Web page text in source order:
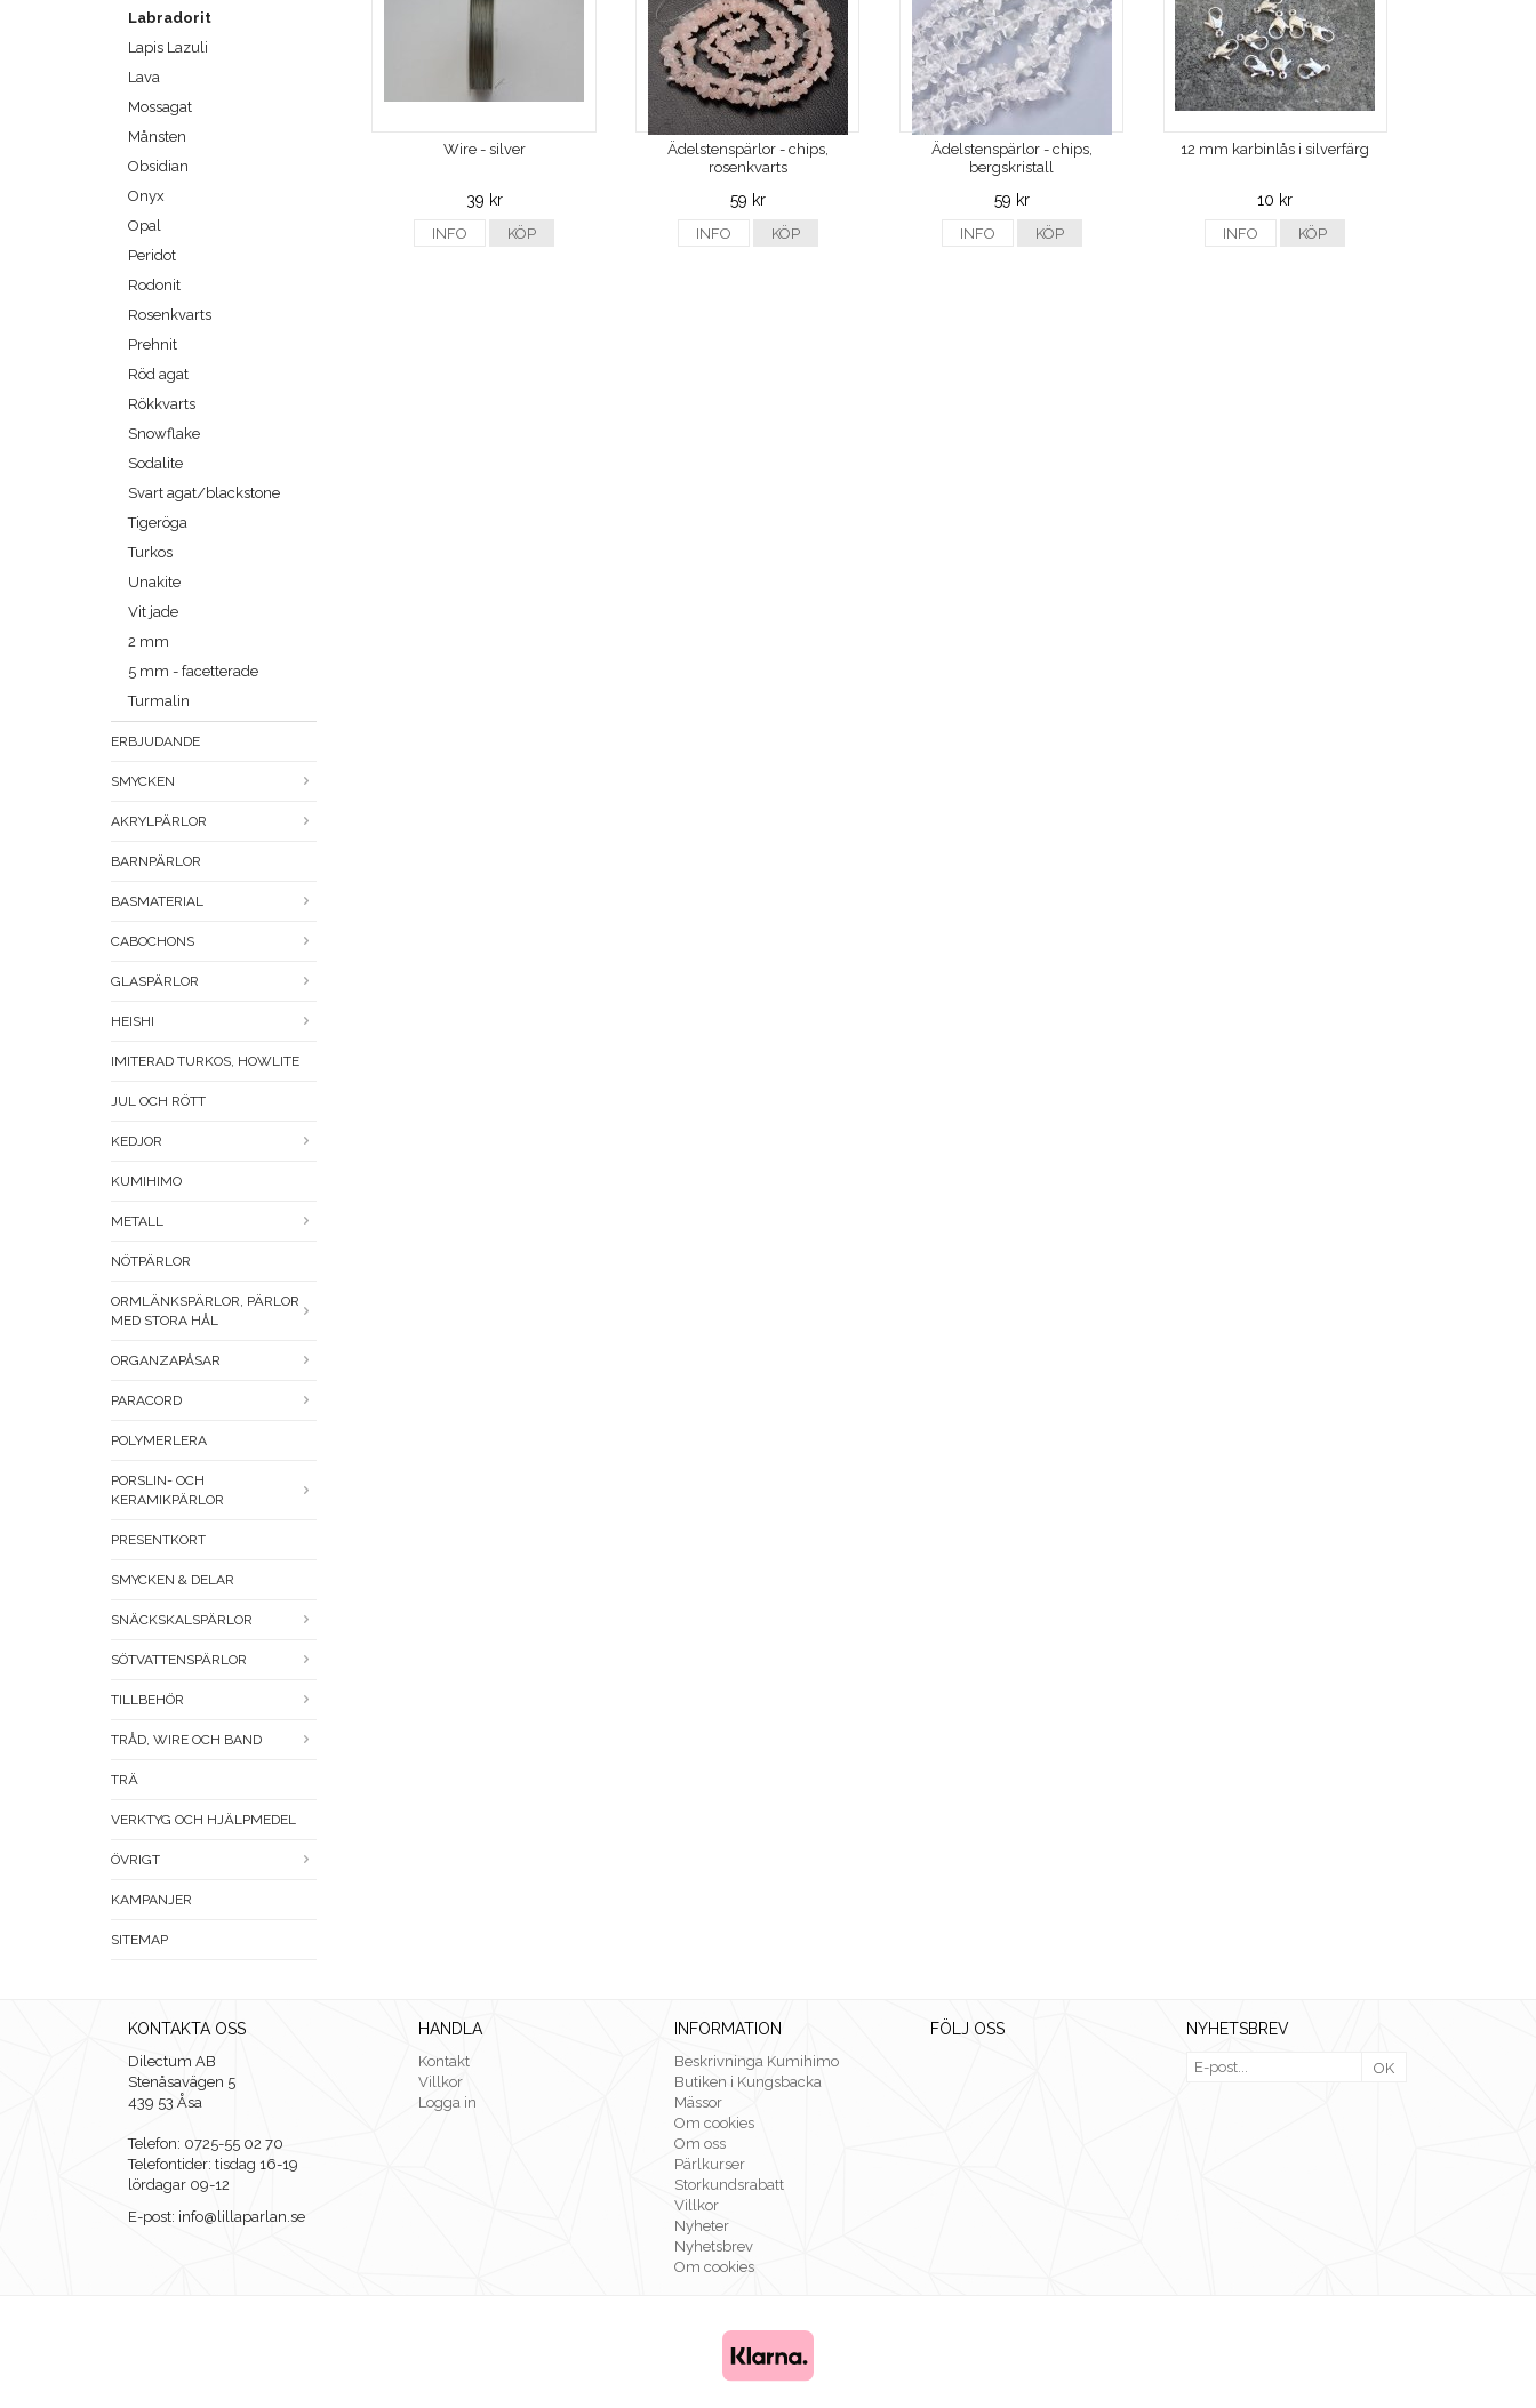
Labradorit
Lapis Lazuli
Lava
Mossagat
Månsten
Obsidian
Onyx
Opal
Peridot
Rodonit
Rosenkvarts
Prehnit
Röd agat
Rökkvarts
Snowflake
Sodalite
Svart agat/blackstone
Tigeröga
Turkos
Unakite
Vit jade
2 mm
5 mm - facetterade
Turmalin
ERBJUDANDE
SMYCKEN
AKRYLPÄRLOR
BARNPÄRLOR
BASMATERIAL
CABOCHONS
GLASPÄRLOR
HEISHI
IMITERAD TURKOS, HOWLITE
JUL OCH RÖTT
KEDJOR
KUMIHIMO
METALL
NÖTPÄRLOR
ORMLÄNKSPÄRLOR, PÄRLOR
MED STORA HÅL
ORGANZAPÅSAR
PARACORD
POLYMERLERA
PORSLIN- OCH
KERAMIKPÄRLOR
PRESENTKORT
SMYCKEN & DELAR
SNÄCKSKALSPÄRLOR
SÖTVATTENSPÄRLOR
TILLBEHÖR
TRÅD, WIRE OCH BAND
TRÄ
VERKTYG OCH HJÄLPMEDEL
ÖVRIGT
KAMPANJER
SITEMAP
Wire - silver
39 kr
INFO KÖP
Ädelstenspärlor - chips,
rosenkvarts
59 kr
INFO KÖP
Ädelstenspärlor - chips,
bergskristall
59 kr
INFO KÖP
12 mm karbinlås i silverfärg
10 kr
INFO KÖP
KONTAKTA OSS
Dilectum AB
Stenåsavägen 5
439 53 Åsa
Telefon: 0725-55 02 70
Telefontider: tisdag 16-19
lördagar 09-12
E-post: info@lillaparlan.se
HANDLA
Kontakt
Villkor
Logga in
INFORMATION
Beskrivninga Kumihimo
Butiken i Kungsbacka
Mässor
Om cookies
Om oss
Pärlkurser
Storkundsrabatt
Villkor
Nyheter
Nyhetsbrev
Om cookies
FÖLJ OSS NYHETSBREV
OK